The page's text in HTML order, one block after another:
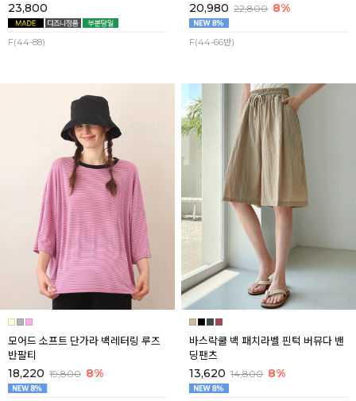
23,800
F(44-88)
20,980 22,800 8%
F(44-66반)
모어드 소프트 단가라 백레터링 루즈
반팔티
18,220 19,800 8%
바스락쿨 백 패치라벨 핀턱 버뮤다 밴
딩팬츠
13,620 14,800 8%